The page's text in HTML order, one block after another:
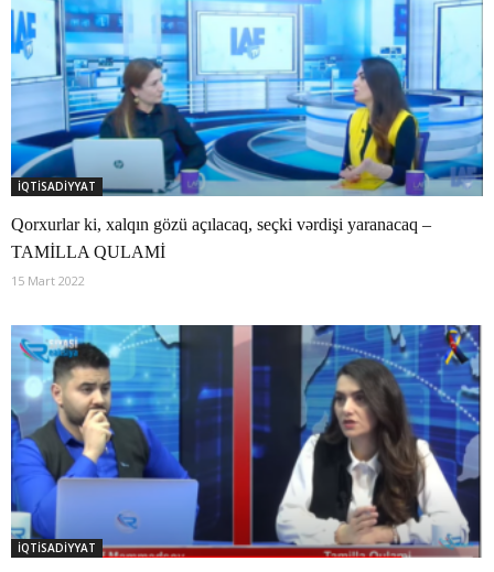
İQTİSADİYYAT
Qorxurlar ki, xalqın gözü açılacaq, seçki vərdişi yaranacaq –
TAMİLLA QULAMİ
15 Mart 2022
İQTİSADİYYAT